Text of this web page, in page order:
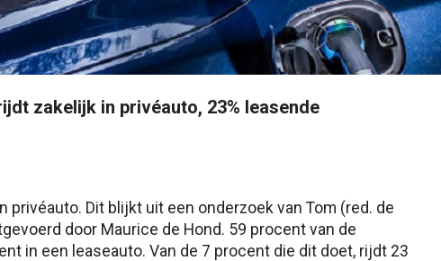
zakelijk in privéauto, 23% leasende
Dit blijkt uit een onderzoek van Tom (red. de
door Maurice de Hond. 59 procent van de
in een leaseauto. Van de 7 procent die dit doet, rijdt 23